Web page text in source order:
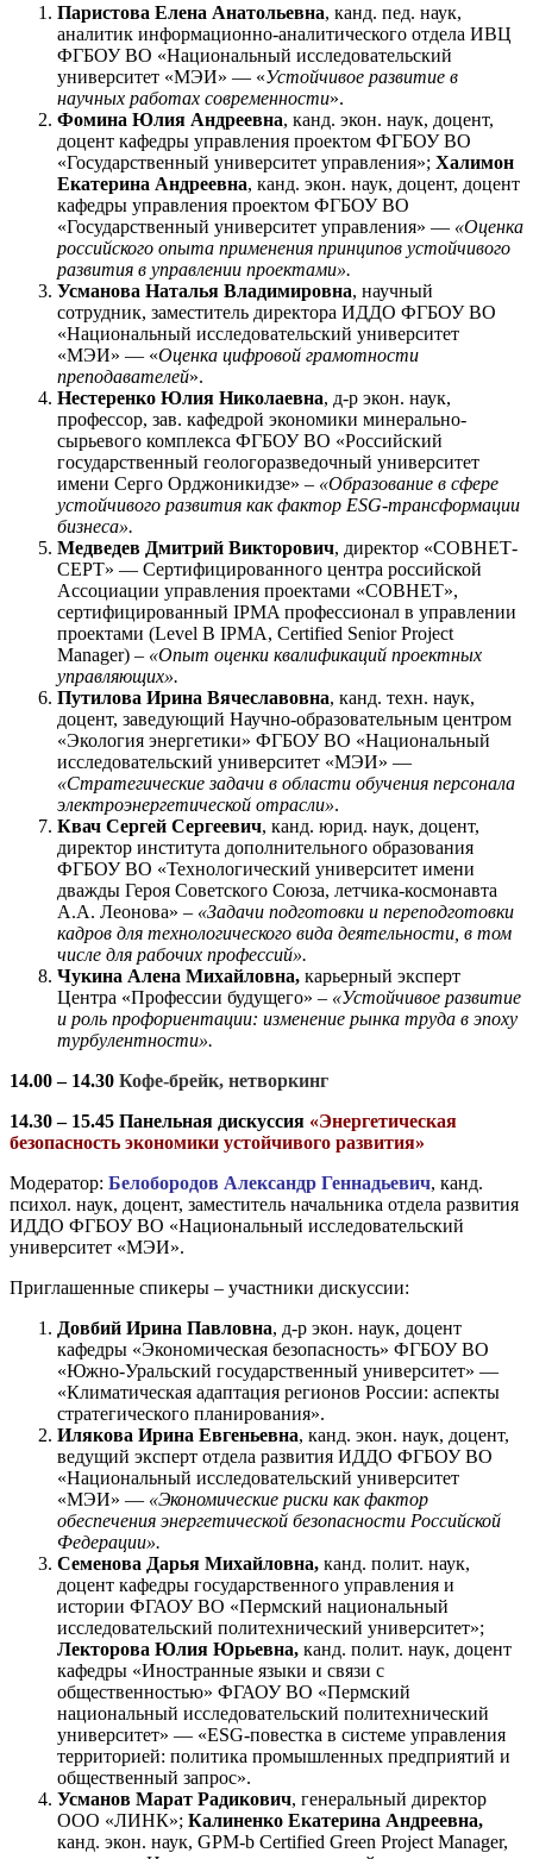
Паристова Елена Анатольевна, канд. пед. наук,
аналитик информационно-аналитического отдела ИВЦ
ФГБОУ ВО «Национальный исследовательский
университет «МЭИ» — «Устойчивое развитие в
научных работах современности».
Фомина Юлия Андреевна, канд. экон. наук, доцент,
доцент кафедры управления проектом ФГБОУ ВО
«Государственный университет управления»; Халимон
Екатерина Андреевна, канд. экон. наук, доцент, доцент
кафедры управления проектом ФГБОУ ВО
«Государственный университет управления» — «Оценка
российского опыта применения принципов устойчивого
развития в управлении проектами».
Усманова Наталья Владимировна, научный
сотрудник, заместитель директора ИДДО ФГБОУ ВО
«Национальный исследовательский университет
«МЭИ» — «Оценка цифровой грамотности
преподавателей».
Нестеренко Юлия Николаевна, д-р экон. наук,
профессор, зав. кафедрой экономики минерально-
сырьевого комплекса ФГБОУ ВО «Российский
государственный геологоразведочный университет
имени Серго Орджоникидзе» – «Образование в сфере
устойчивого развития как фактор ESG-трансформации
бизнеса».
Медведев Дмитрий Викторович, директор «СОВНЕТ-
СЕРТ» — Сертифицированного центра российской
Ассоциации управления проектами «СОВНЕТ»,
сертифицированный IPMA профессионал в управлении
проектами (Level B IPMA, Certified Senior Project
Manager) – «Опыт оценки квалификаций проектных
управляющих».
Путилова Ирина Вячеславовна, канд. техн. наук,
доцент, заведующий Научно-образовательным центром
«Экология энергетики» ФГБОУ ВО «Национальный
исследовательский университет «МЭИ» —
«Стратегические задачи в области обучения персонала
электроэнергетической отрасли».
Квач Сергей Сергеевич, канд. юрид. наук, доцент,
директор института дополнительного образования
ФГБОУ ВО «Технологический университет имени
дважды Героя Советского Союза, летчика-космонавта
А.А. Леонова» – «Задачи подготовки и переподготовки
кадров для технологического вида деятельности, в том
числе для рабочих профессий».
Чукина Алена Михайловна, карьерный эксперт
Центра «Профессии будущего» – «Устойчивое развитие
и роль профориентации: изменение рынка труда в эпоху
турбулентности».
14.00 – 14.30 Кофе-брейк, нетворкинг
14.30 – 15.45 Панельная дискуссия «Энергетическая
безопасность экономики устойчивого развития»
Модератор: Белобородов Александр Геннадьевич, канд.
психол. наук, доцент, заместитель начальника отдела развития
ИДДО ФГБОУ ВО «Национальный исследовательский
университет «МЭИ».
Приглашенные спикеры – участники дискуссии:
Довбий Ирина Павловна, д-р экон. наук, доцент
кафедры «Экономическая безопасность» ФГБОУ ВО
«Южно-Уральский государственный университет» —
«Климатическая адаптация регионов России: аспекты
стратегического планирования».
Илякова Ирина Евгеньевна, канд. экон. наук, доцент,
ведущий эксперт отдела развития ИДДО ФГБОУ ВО
«Национальный исследовательский университет
«МЭИ» — «Экономические риски как фактор
обеспечения энергетической безопасности Российской
Федерации».
Семенова Дарья Михайловна, канд. полит. наук,
доцент кафедры государственного управления и
истории ФГАОУ ВО «Пермский национальный
исследовательский политехнический университет»;
Лекторова Юлия Юрьевна, канд. полит. наук, доцент
кафедры «Иностранные языки и связи с
общественностью» ФГАОУ ВО «Пермский
национальный исследовательский политехнический
университет» — «ESG-повестка в системе управления
территорией: политика промышленных предприятий и
общественный запрос».
Усманов Марат Радикович, генеральный директор
ООО «ЛИНК»; Калиненко Екатерина Андреевна,
канд. экон. наук, GPM-b Certified Green Project Manager,